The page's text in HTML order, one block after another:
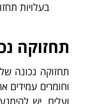
בעלויות
תחזוקה
תחזוקה נכונה
וחומרים עמידים